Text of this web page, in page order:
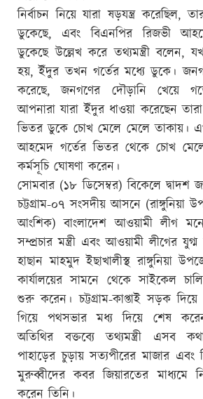
নির্বাচন নিয়ে যারা ষড়যন্ত্র করেছিল,
ডুকেছে, এবং বিএনপির রিজভী
ডুকেছে উল্লেখ করে তথ্যমন্ত্রী বলেন,
হয়, ইঁদুর তখন গর্তের মধ্যে ডুকে।
করেছে, জনগণের দৌড়ানি খেয়ে
আপনারা যারা ইঁদুর ধাওয়া করেছেন
ভিতর ডুকে চোখ মেলে মেলে তাকায়।
আহমেদ গর্তের ভিতর থেকে চোখ
কর্মসূচি ঘোষণা করেন।
সোমবার (১৮ ডিসেম্বর) বিকেলে দ্বাদশ
চট্টগ্রাম-০৭ সংসদীয় আসনে (রাঙ্গুনিয়া
আংশিক) বাংলাদেশ আওয়ামী লীগ
সম্প্রচার মন্ত্রী এবং আওয়ামী লীগের
হাছান মাহমুদ ইছাখালীস্থ রাঙ্গুনিয়া
কার্যালয়ের সামনে থেকে সাইকেল
শুরু করেন। চট্টগ্রাম-কাপ্তাই সড়ক
গিয়ে পথসভার মধ্য দিয়ে শেষ
অতিথির বক্তব্যে তথ্যমন্ত্রী এসব
পাহাড়ের চুড়ায় সত্যপীরের মাজার এবং
মুরুব্বীদের কবর জিয়ারতের মাধ্যমে
করেন তিনি।